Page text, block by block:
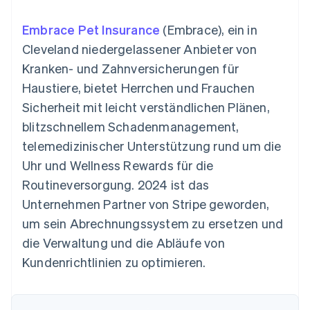
125
Zahlungen vor Ort
Authorization
Optimierung der
Autorisierungsraten
Beschleunigter
Bezahlvorgang
Connections
Verbundene
Product roadmap
SaaS
Nach Branche
KI-Unternehmen
Creator Economy
Gaming
Freizeit
Versicherungen
Medien und
Unterhaltung
Gemeinnützige
Organisationen
Fachdienstleistungen
Öffentlicher Sektor
Einzelhandel
Abonnementverwaltung
So setzen Sie
nutzungsbasierte
Abrechnung um
Stablecoin-gestützte
Karten ausgeben: So
geht´s
Bereitstellung und
Verwaltung von
Diensten mit Agenten
App-Integrationen
Code-Beispiele
Entwickler-Blog
Stripe Sessions
Karriere
Newsroom
Stripe Press
Kontakt
Sales-Team
kontaktieren
Partner werden
Embrace Pet Insurance (Embrace), ein in
Cleveland niedergelassener Anbieter von
Kranken- und Zahnversicherungen für
Haustiere, bietet Herrchen und Frauchen
Sicherheit mit leicht verständlichen Plänen,
blitzschnellem Schadenmanagement,
telemedizinischer Unterstützung rund um die
Uhr und Wellness Rewards für die
Routineversorgung. 2024 ist das
Unternehmen Partner von Stripe geworden,
um sein Abrechnungssystem zu ersetzen und
die Verwaltung und die Abläufe von
Kundenrichtlinien zu optimieren.